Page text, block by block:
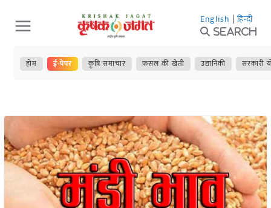
Skip
to
content
English | हिन्दी
Search
होम ई-पेपर कृषि समाचार फसल की खेती उद्यानिकी सरकारी